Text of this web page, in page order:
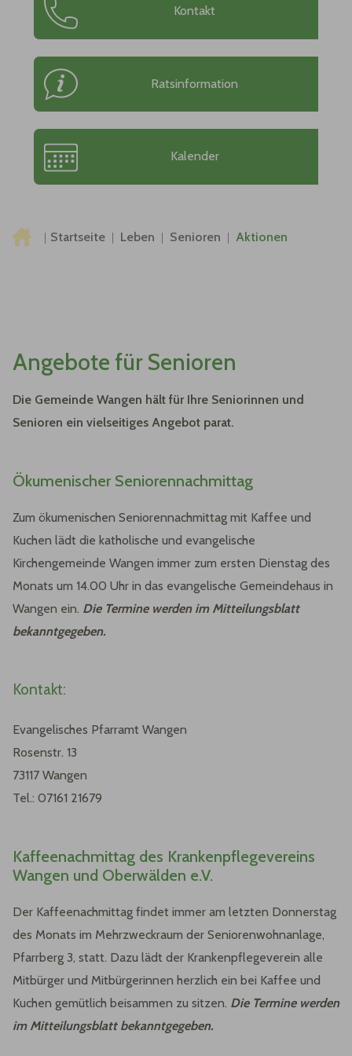
Kontakt
Ratsinformation
Kalender
Startseite Leben Senioren Aktionen
Angebote für Senioren
Die Gemeinde Wangen hält für Ihre Seniorinnen und
Senioren ein vielseitiges Angebot parat.
Ökumenischer Seniorennachmittag
Zum ökumenischen Seniorennachmittag mit Kaffee und
Kuchen lädt die katholische und evangelische
Kirchengemeinde Wangen immer zum ersten Dienstag des
Monats um 14.00 Uhr in das evangelische Gemeindehaus in
Wangen ein. Die Termine werden im Mitteilungsblatt
bekanntgegeben.
Kontakt:
Evangelisches Pfarramt Wangen
Rosenstr. 13
73117 Wangen
Tel.: 07161 21679
Kaffeenachmittag des Krankenpflegevereins
Wangen und Oberwälden e.V.
Der Kaffeenachmittag findet immer am letzten Donnerstag
des Monats im Mehrzweckraum der Seniorenwohnanlage,
Pfarrberg 3, statt. Dazu lädt der Krankenpflegeverein alle
Mitbürger und Mitbürgerinnen herzlich ein bei Kaffee und
Kuchen gemütlich beisammen zu sitzen. Die Termine werden
im Mitteilungsblatt bekanntgegeben.